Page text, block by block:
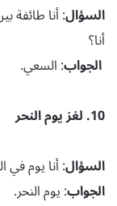
السؤال: أنا طائفة
أنا؟
الجواب: السعي.
10. لغز يوم النحر
السؤال: أنا يوم في
الجواب: يوم النحر.